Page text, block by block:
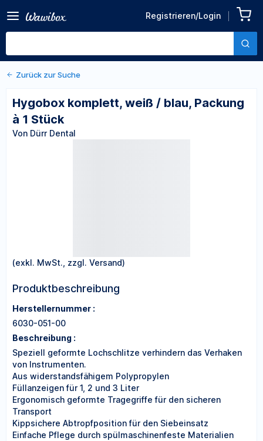
Registrieren/Login
blau, Packung à 1 Stück
Von Dürr Dental
Zurück zu den Produktdetails
Zurück zur Suche
Hygobox komplett, weiß / blau, Packung
à 1 Stück
Von Dürr Dental
(exkl. MwSt., zzgl. Versand)
Produktbeschreibung
Herstellernummer :
6030-051-00
Beschreibung :
Speziell geformte Lochschlitze verhindern das Verhaken
von Instrumenten.
Aus widerstandsfähigem Polypropylen
Füllanzeigen für 1, 2 und 3 Liter
Ergonomisch geformte Tragegriffe für den sicheren
Transport
Kippsichere Abtropfposition für den Siebeinsatz
Einfache Pflege durch spülmaschinenfeste Materialien